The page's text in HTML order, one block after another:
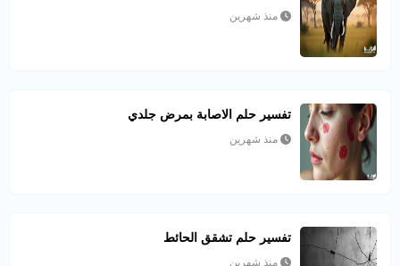
منذ شهرين
تفسير حلم الاصابة بمرض جلدي
منذ شهرين
تفسير حلم تشقق الحائط
منذ شهرين